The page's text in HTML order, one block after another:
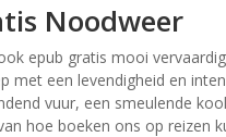
Noodweer
epub gratis mooi
met een levendigheid en
vuur, een smeulende
hoe boeken ons op reizen